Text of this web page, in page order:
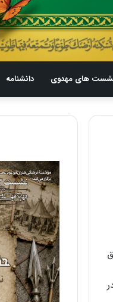
های مهدوی دانشنامه